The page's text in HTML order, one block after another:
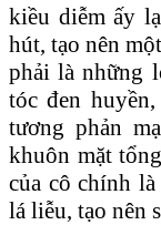
kiều diễm ấy
hút, tạo nên
phải là những
tóc đen
tương phản
khuôn mặt
của cô chính
lá liễu, tạo nên